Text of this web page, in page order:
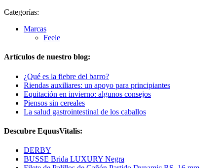
Categorías:
Marcas
Feele
Artículos de nuestro blog:
¿Qué es la fiebre del barro?
Riendas auxiliares: un apoyo para principiantes
Equitación en invierno: algunos consejos
Piensos sin cereales
La salud gastrointestinal de los caballos
Descubre EquusVitalis:
DERBY
BUSSE Brida LUXURY Negra